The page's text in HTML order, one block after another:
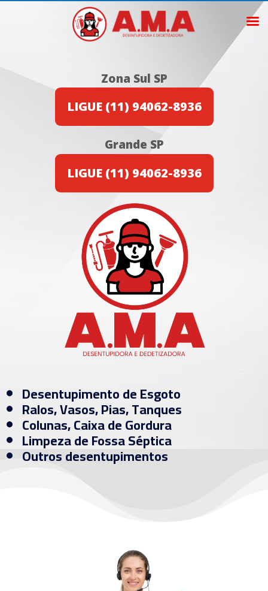
Zona Sul SP
LIGUE (11) 94062-8936
Grande SP
LIGUE (11) 94062-8936
Desentupimento de Esgoto
Ralos, Vasos, Pias, Tanques
Colunas, Caixa de Gordura
Limpeza de Fossa Séptica
Outros desentupimentos